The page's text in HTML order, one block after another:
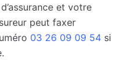
et votre
peut faxer
03 26 09 09 54 si